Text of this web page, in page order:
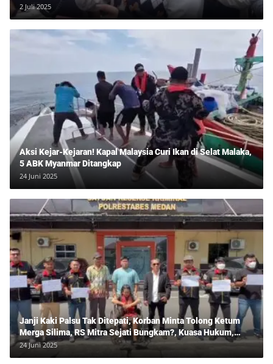
2 Juli 2025
Aksi Kejar-Kejaran! Kapal Malaysia Curi Ikan di Selat Malaka,
5 ABK Myanmar Ditangkap
24 Juni 2025
Janji Kaki Palsu Tak Ditepati, Korban Minta Tolong Ketum
Merga Silima, RS Mitra Sejati Bungkam?, Kuasa Hukum,
Hans Silalahi Dampingi Julita Cari Keadilan
24 Juni 2025